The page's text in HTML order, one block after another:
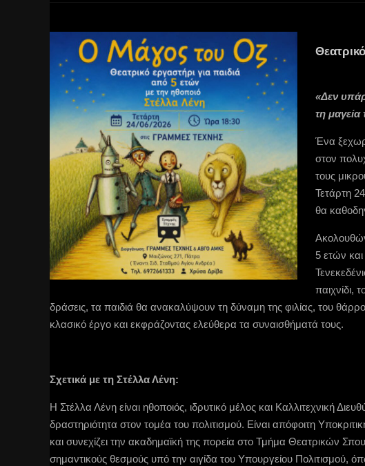
«Δεν
τη
Ένα
στον
τους
Τετάρτη
θα
5 ετών
παιχνίδι,
δράσεις, τα παιδιά θα ανακαλύψουν τη δύναμη της φιλίας, του
κλασικό έργο και εκφράζοντας ελεύθερα τα συναισθήματά τους.
Σχετικά με τη Στέλλα Λένη:
Η Στέλλα Λένη είναι ηθοποιός, ιδρυτικό μέλος και Καλλιτεχνική
δραστηριότητα στον τομέα του πολιτισμού. Είναι απόφοιτη
και συνεχίζει την ακαδημαϊκή της πορεία στο Τμήμα Θεατρικών
σημαντικούς θεσμούς υπό την αιγίδα του Υπουργείου Πολιτισμού,